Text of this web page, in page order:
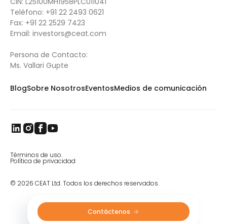
Contáctenos
Teléfono: +91 22 2493 0621
Fax: +91 22 2529 7423
Email: investors@ceat.com
Persona de Contacto:
Ms. Vallari Gupte
BlogSobre NosotrosEventosMedios de comunicación
© 2026 CEAT Ltd. Todos los derechos reservados.
Términos de uso.
Política de privacidad